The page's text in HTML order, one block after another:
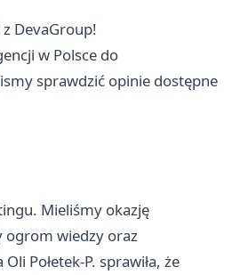
DevaGroup!
w Polsce do
sprawdzić opinie dostępne
Mieliśmy okazję
ogrom wiedzy oraz
Połetek-P. sprawiła, że